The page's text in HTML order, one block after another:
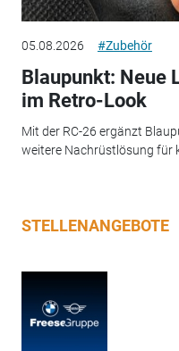
05.08.2026 #Zubehör
Blaupunkt: Neue
im Retro-Look
Mit der RC-26 ergänzt
weitere Nachrüstlösung für
STELLENANGEBOTE